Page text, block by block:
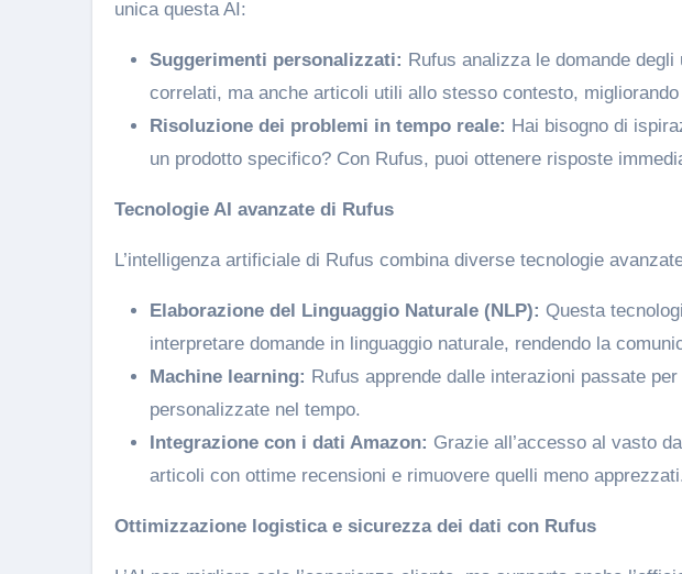
unica questa AI:
Suggerimenti personalizzati: Rufus analizza le domande
correlati, ma anche articoli utili allo stesso contesto,
Risoluzione dei problemi in tempo reale: Hai bisogno di
un prodotto specifico? Con Rufus, puoi ottenere risposte
Tecnologie AI avanzate di Rufus
L’intelligenza artificiale di Rufus combina diverse tecnologie
Elaborazione del Linguaggio Naturale (NLP): Questa
interpretare domande in linguaggio naturale, rendendo la
Machine learning: Rufus apprende dalle interazioni passate
personalizzate nel tempo.
Integrazione con i dati Amazon: Grazie all’accesso al vasto
articoli con ottime recensioni e rimuovere quelli meno
Ottimizzazione logistica e sicurezza dei dati con Rufus